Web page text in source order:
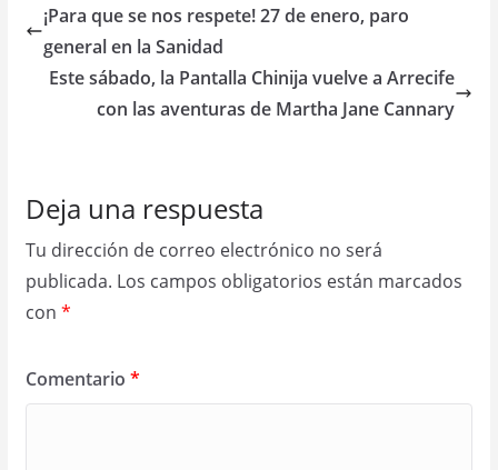
¡Para que se nos respete! 27 de enero, paro
general en la Sanidad
Este sábado, la Pantalla Chinija vuelve a Arrecife
con las aventuras de Martha Jane Cannary
Deja una respuesta
Tu dirección de correo electrónico no será
publicada. Los campos obligatorios están marcados
con *
Comentario *